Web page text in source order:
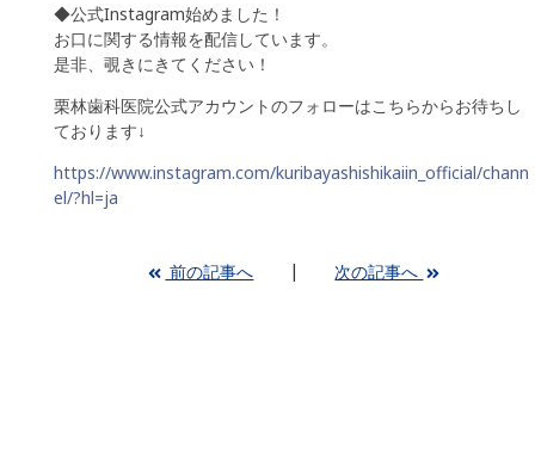
◆公式Instagram始めました！
お口に関する情報を配信しています。
是非、覗きにきてください！
栗林歯科医院公式アカウントのフォローはこちらからお待ちし
ております↓
https://www.instagram.com/kuribayashishikaiin_official/chann
el/?hl=ja
前の記事へ 次の記事へ